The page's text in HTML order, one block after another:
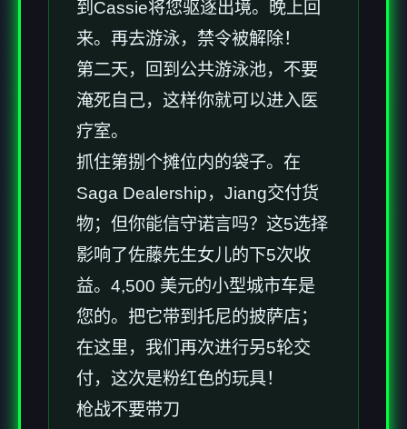
到Cassie将您驱逐出境。晚上回
来。再去游泳，禁令被解除！
第二天，回到公共游泳池，不要
淹死自己，这样你就可以进入医
疗室。
抓住第捌个摊位内的袋子。在
Saga Dealership，Jiang交付货
物；但你能信守诺言吗？这5选择
影响了佐藤先生女儿的下5次收
益。4,500 美元的小型城市车是
您的。把它带到托尼的披萨店；
在这里，我们再次进行另5轮交
付，这次是粉红色的玩具！
枪战不要带刀